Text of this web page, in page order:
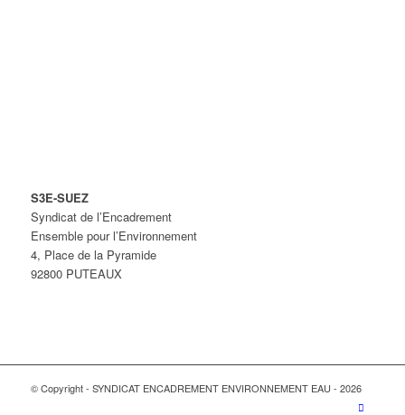
S3E-SUEZ
Syndicat de l’Encadrement
Ensemble pour l’Environnement
4, Place de la Pyramide
92800 PUTEAUX
© Copyright - SYNDICAT ENCADREMENT ENVIRONNEMENT EAU - 2026